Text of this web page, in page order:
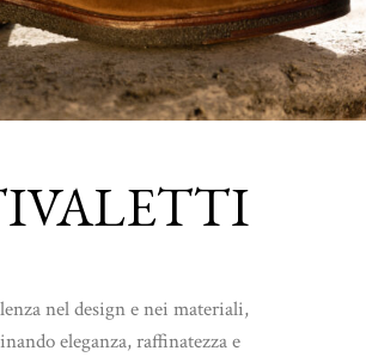
nel design e nei materiali,
eleganza, raffinatezza e